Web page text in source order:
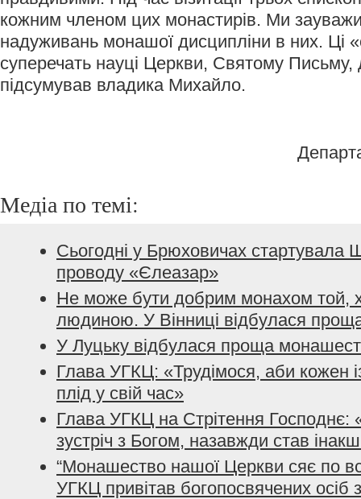
кожним членом цих монастирів. Ми
надуживань монашої дисципліни в них. Ці
суперечать науці Церкви, Святому Письму,
підсумував владика Михайло.
Медіа по темі:
Сьогодні у Брюховичах стартувала
проводу «Єлеазар»
Не може бути добрим монахом той,
людиною. У Вінниці відбулася
У Луцьку відбулася проща
Глава УГКЦ: «Трудімося, аби кожен
плід у свій час»
Глава УГКЦ на Стрітення Господнє:
зустріч з Богом, назавжди став
“Монашество нашої Церкви сяє по
УГКЦ привітав богопосвячених осіб